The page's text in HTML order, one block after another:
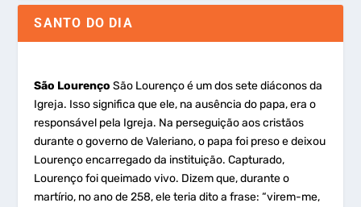
SANTO DO DIA
São Lourenço São Lourenço é um dos sete diáconos da
Igreja. Isso significa que ele, na ausência do papa, era o
responsável pela Igreja. Na perseguição aos cristãos
durante o governo de Valeriano, o papa foi preso e deixou
Lourenço encarregado da instituição. Capturado,
Lourenço foi queimado vivo. Dizem que, durante o
martírio, no ano de 258, ele teria dito a frase: “virem-me,